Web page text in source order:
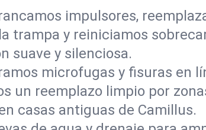
impulsores,
trampa y reiniciamos
suave y silenciosa.
microfugas y fisuras en
un reemplazo limpio por
casas antiguas de Camillus.